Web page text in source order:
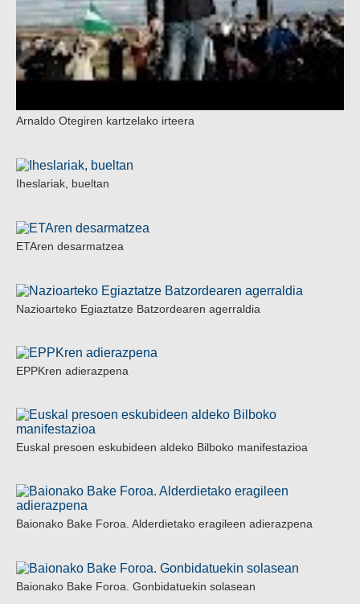
Arnaldo Otegiren kartzelako irteera
Iheslariak, bueltan
ETAren desarmatzea
Nazioarteko Egiaztatze Batzordearen agerraldia
EPPKren adierazpena
Euskal presoen eskubideen aldeko Bilboko manifestazioa
Baionako Bake Foroa. Alderdietako eragileen adierazpena
Baionako Bake Foroa. Gonbidatuekin solasean